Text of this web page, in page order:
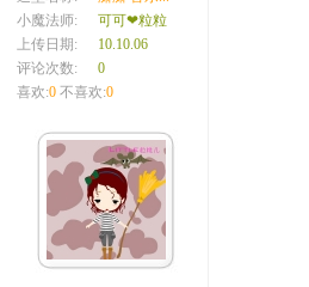
小魔法师:
可可❤粒粒
上传日期:
10.10.06
评论次数:
0
喜欢:0 不喜欢:0